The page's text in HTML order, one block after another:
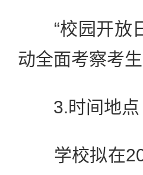
“校园开放日
动全面考察考生
3.时间地点
学校拟在